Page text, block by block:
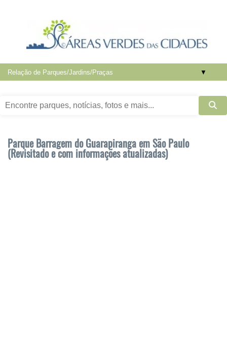
▼
Parque Barragem do Guarapiranga em São Paulo
(Revisitado e com informações atualizadas)